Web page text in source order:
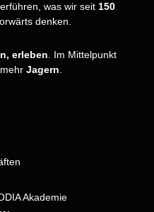
was wir seit 150
denken.
erleben . Im Mittelpunkt
Jagern
Akademie